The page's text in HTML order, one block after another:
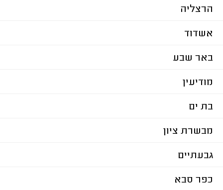
הרצליה
אשדוד
באר שבע
מודיעין
בת ים
מבשרת ציון
גבעתיים
כפר סבא